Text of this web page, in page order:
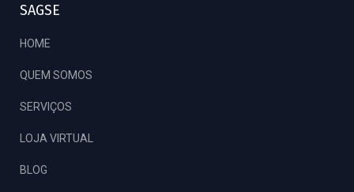
SAGSE
HOME
QUEM SOMOS
SERVIÇOS
LOJA VIRTUAL
BLOG